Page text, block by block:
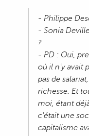
- Philippe
- Sonia
?
- PD : Oui,
où il n'y avait
pas de
richesse. Et
moi, étant
c'était une
capitalisme